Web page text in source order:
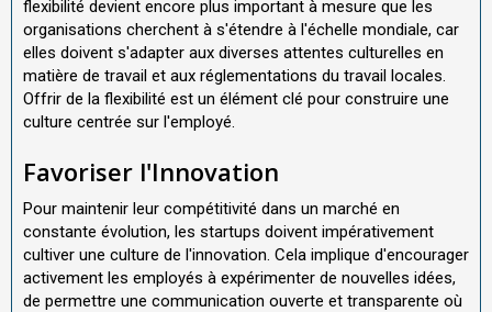
flexibilité devient encore plus important à mesure que les
organisations cherchent à s'étendre à l'échelle mondiale, car
elles doivent s'adapter aux diverses attentes culturelles en
matière de travail et aux réglementations du travail locales.
Offrir de la flexibilité est un élément clé pour construire une
culture centrée sur l'employé.
Favoriser l'Innovation
Pour maintenir leur compétitivité dans un marché en
constante évolution, les startups doivent impérativement
cultiver une culture de l'innovation. Cela implique d'encourager
activement les employés à expérimenter de nouvelles idées,
de permettre une communication ouverte et transparente où